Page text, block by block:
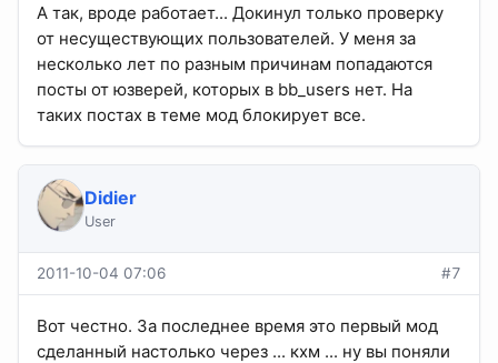
А так, вроде работает... Докинул только проверку
от несуществующих пользователей. У меня за
несколько лет по разным причинам попадаются
посты от юзверей, которых в bb_users нет. На
таких постах в теме мод блокирует все.
Didier
User
2011-10-04 07:06 #7
Вот честно. За последнее время это первый мод
сделанный настолько через ... кхм ... ну вы поняли